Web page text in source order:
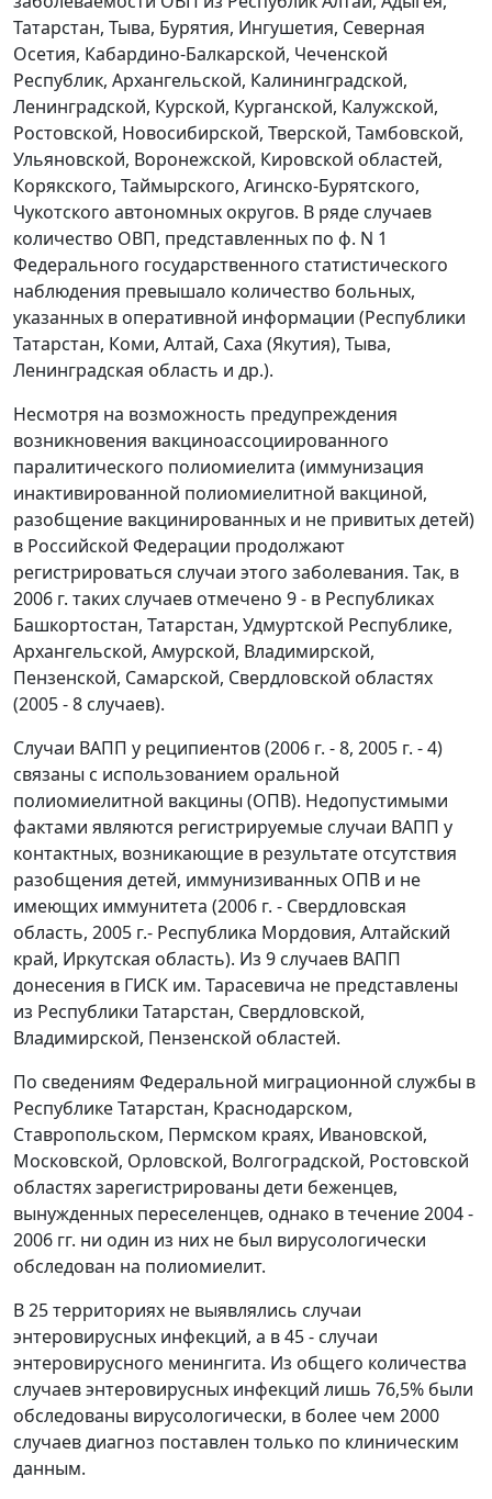
Татарстан, Тыва, Бурятия, Ингушетия, Северная
Осетия, Кабардино-Балкарской, Чеченской
Республик, Архангельской, Калининградской,
Ленинградской, Курской, Курганской, Калужской,
Ростовской, Новосибирской, Тверской, Тамбовской,
Ульяновской, Воронежской, Кировской областей,
Корякского, Таймырского, Агинско-Бурятского,
Чукотского автономных округов. В ряде случаев
количество ОВП, представленных по ф. N 1
Федерального государственного статистического
наблюдения превышало количество больных,
указанных в оперативной информации (Республики
Татарстан, Коми, Алтай, Саха (Якутия), Тыва,
Ленинградская область и др.).
Несмотря на возможность предупреждения
возникновения вакциноассоциированного
паралитического полиомиелита (иммунизация
инактивированной полиомиелитной вакциной,
разобщение вакцинированных и не привитых детей)
в Российской Федерации продолжают
регистрироваться случаи этого заболевания. Так, в
2006 г. таких случаев отмечено 9 - в Республиках
Башкортостан, Татарстан, Удмуртской Республике,
Архангельской, Амурской, Владимирской,
Пензенской, Самарской, Свердловской областях
(2005 - 8 случаев).
Случаи ВАПП у реципиентов (2006 г. - 8, 2005 г. - 4)
связаны с использованием оральной
полиомиелитной вакцины (ОПВ). Недопустимыми
фактами являются регистрируемые случаи ВАПП у
контактных, возникающие в результате отсутствия
разобщения детей, иммунизиванных ОПВ и не
имеющих иммунитета (2006 г. - Свердловская
область, 2005 г.- Республика Мордовия, Алтайский
край, Иркутская область). Из 9 случаев ВАПП
донесения в ГИСК им. Тарасевича не представлены
из Республики Татарстан, Свердловской,
Владимирской, Пензенской областей.
По сведениям Федеральной миграционной службы в
Республике Татарстан, Краснодарском,
Ставропольском, Пермском краях, Ивановской,
Московской, Орловской, Волгоградской, Ростовской
областях зарегистрированы дети беженцев,
вынужденных переселенцев, однако в течение 2004 -
2006 гг. ни один из них не был вирусологически
обследован на полиомиелит.
В 25 территориях не выявлялись случаи
энтеровирусных инфекций, а в 45 - случаи
энтеровирусного менингита. Из общего количества
случаев энтеровирусных инфекций лишь 76,5% были
обследованы вирусологически, в более чем 2000
случаев диагноз поставлен только по клиническим
данным.